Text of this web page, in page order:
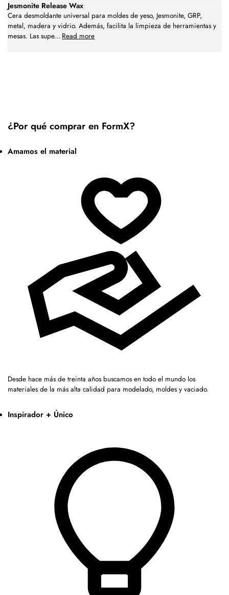
Jesmonite Release Wax
Cera desmoldante universal para moldes de yeso, Jesmonite, GRP,
metal, madera y vidrio. Además, facilita la limpieza de herramientas y
mesas. Las supe... Read more
¿Por qué comprar en FormX?
Amamos el material
Desde hace más de treinta años buscamos en todo el mundo los
materiales de la más alta calidad para modelado, moldes y vaciado.
Inspirador + Único